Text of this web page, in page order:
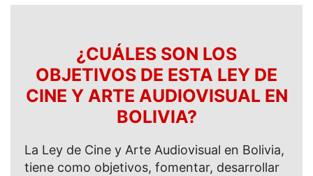
¿CUÁLES SON LOS
OBJETIVOS DE ESTA LEY DE
CINE Y ARTE AUDIOVISUAL EN
BOLIVIA?
La Ley de Cine y Arte Audiovisual en Bolivia,
tiene como objetivos, fomentar, desarrollar